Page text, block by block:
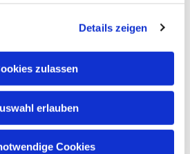
Details zeigen
zulassen
erlauben
Cookies
organisierten die
Kümper